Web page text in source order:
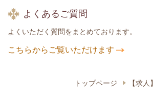
よくあるご質問
よくいただく質問をまとめております。
こちらからご覧いただけます
トップページ 【求